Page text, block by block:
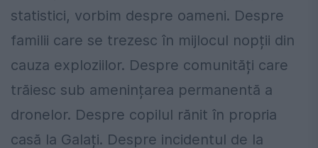
statistici, vorbim despre oameni. Despre
familii care se trezesc în mijlocul nopții din
cauza exploziilor. Despre comunități care
trăiesc sub amenințarea permanentă a
dronelor. Despre copilul rănit în propria
casă la Galați. Despre incidentul de la